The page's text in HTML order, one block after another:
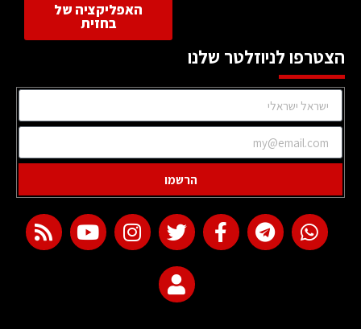
האפליקציה של
בחזית
הצטרפו לניוזלטר שלנו
הרשמו